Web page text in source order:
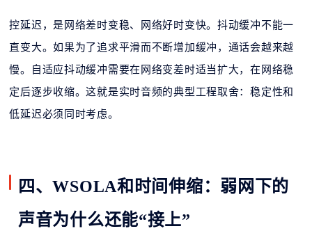
控延迟，是网络差时变稳、网络好时变快。抖动缓冲不能一
直变大。如果为了追求平滑而不断增加缓冲，通话会越来越
慢。自适应抖动缓冲需要在网络变差时适当扩大，在网络稳
定后逐步收缩。这就是实时音频的典型工程取舍：稳定性和
低延迟必须同时考虑。
四、WSOLA和时间伸缩：弱网下的
声音为什么还能“接上”